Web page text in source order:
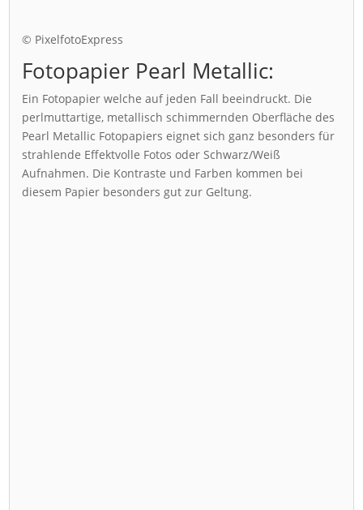
© PixelfotoExpress
Fotopapier Pearl Metallic:
Ein Fotopapier welche auf jeden Fall beeindruckt. Die
perlmuttartige, metallisch schimmernden Oberfläche des
Pearl Metallic Fotopapiers eignet sich ganz besonders für
strahlende Effektvolle Fotos oder Schwarz/Weiß
Aufnahmen. Die Kontraste und Farben kommen bei
diesem Papier besonders gut zur Geltung.